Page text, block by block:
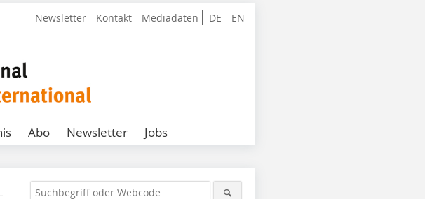
DE EN
Newsletter Kontakt Mediadaten
Abo Newsletter Jobs